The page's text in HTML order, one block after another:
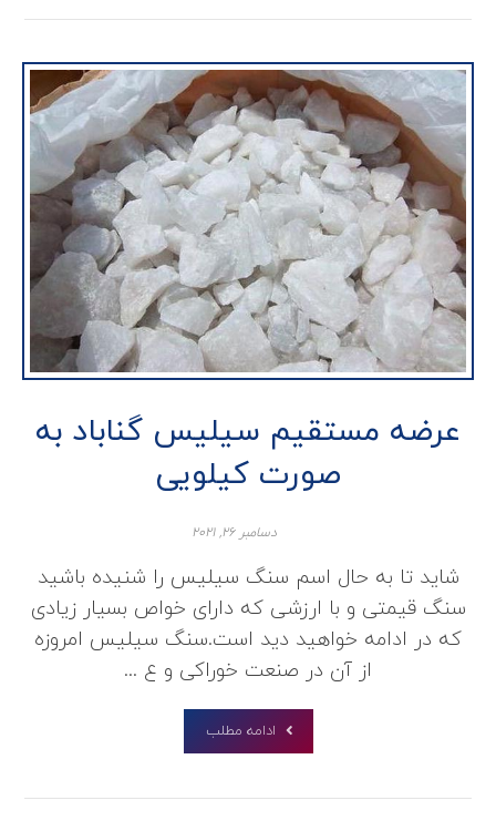
عرضه مستقیم سیلیس گناباد به
صورت کیلویی
دسامبر ۲۶, ۲۰۲۱
شاید تا به حال اسم سنگ سیلیس را شنیده باشید
سنگ قیمتی و با ارزشی که دارای خواص بسیار زیادی
که در ادامه خواهید دید است.سنگ سیلیس امروزه
از آن در صنعت خوراکی و ع ...
ادامه مطلب